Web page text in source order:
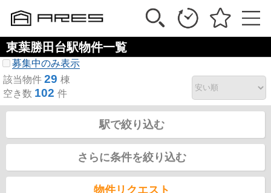
東葉勝田台駅物件一覧
募集中のみ表示
該当物件 29 棟
空き数 102 件
駅で絞り込む
さらに条件を絞り込む
物件リクエスト